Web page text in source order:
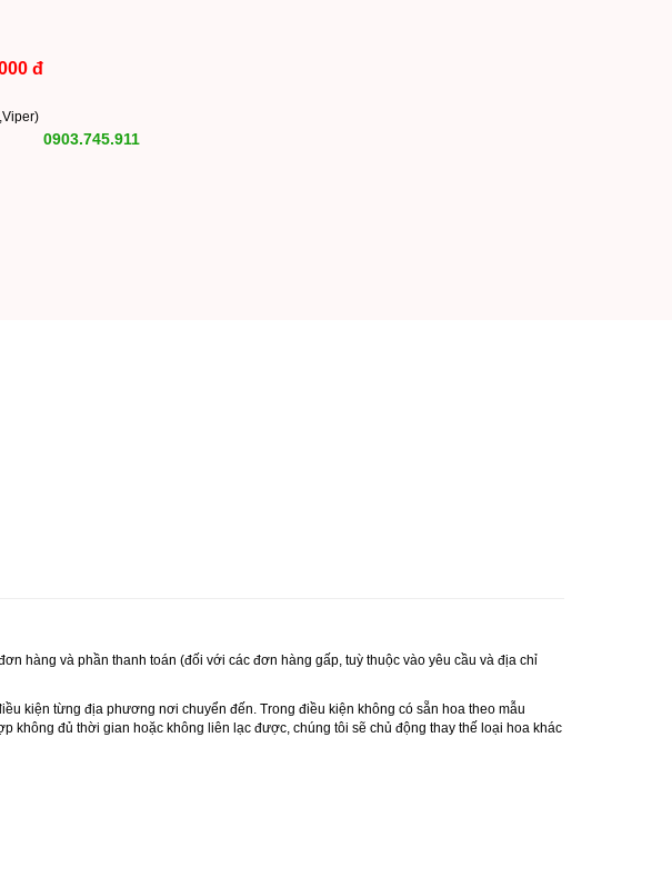
đ
0903.745.911
hàng và phần thanh toán (đối với các đơn hàng gấp, tuỳ thuộc vào yêu cầu và địa chỉ
kiện từng địa phương nơi chuyển đến. Trong điều kiện không có sẵn hoa theo mẫu
không đủ thời gian hoặc không liên lạc được, chúng tôi sẽ chủ động thay thế loại hoa khác